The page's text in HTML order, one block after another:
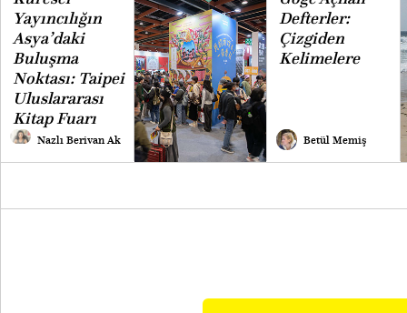
Yayıncılığın
Asya’daki
Buluşma
Noktası: Taipei
Uluslararası
Kitap Fuarı
Nazlı Berivan Ak
Defterler:
Çizgiden
Kelimelere
Betül Memiş